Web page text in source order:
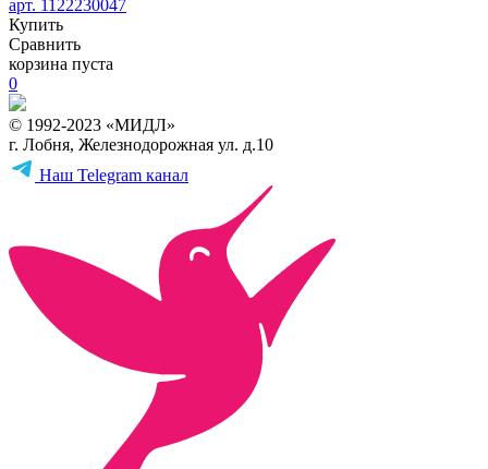
арт. 1122230047
Купить
Сравнить
корзина пуста
0
© 1992-2023 «МИДЛ»
г. Лобня, Железнодорожная ул. д.10
Наш Telegram канал